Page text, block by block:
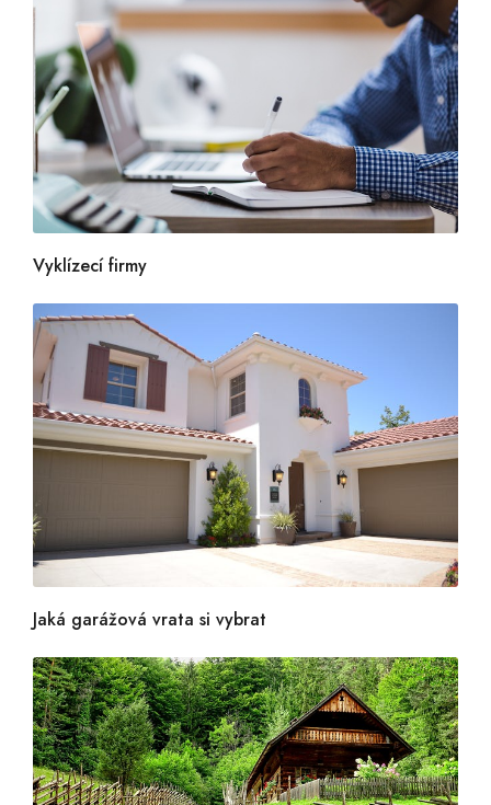
Vyklízecí firmy
Jaká garážová vrata si vybrat